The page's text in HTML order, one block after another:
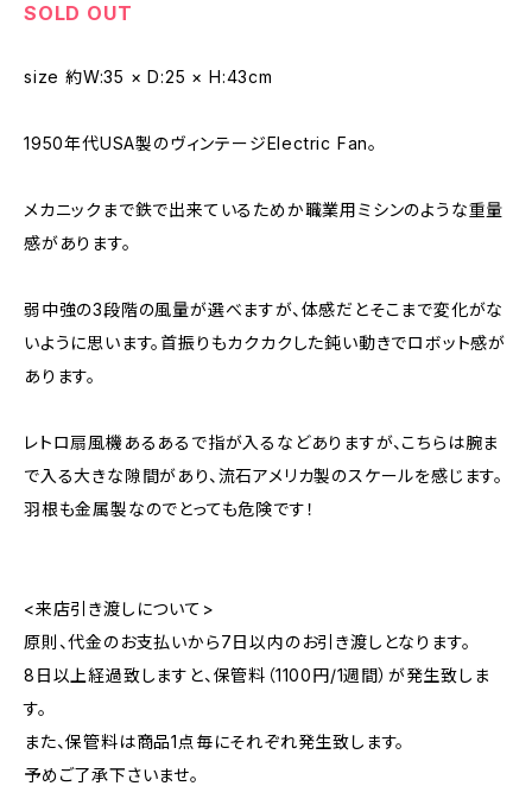
SOLD OUT
size 約W:35 × D:25 × H:43cm
1950年代USA製のヴィンテージElectric Fan。
メカニックまで鉄で出来ているためか職業用ミシンのような重量
感があります。
弱中強の3段階の風量が選べますが、体感だとそこまで変化がな
いように思います。首振りもカクカクした鈍い動きでロボット感が
あります。
レトロ扇風機あるあるで指が入るなどありますが、こちらは腕ま
で入る大きな隙間があり、流石アメリカ製のスケールを感じます。
羽根も金属製なのでとっても危険です！
<来店引き渡しについて>
原則、代金のお支払いから7日以内のお引き渡しとなります。
8日以上経過致しますと、保管料（1100円/1週間）が発生致しま
す。
また、保管料は商品1点毎にそれぞれ発生致します。
予めご了承下さいませ。